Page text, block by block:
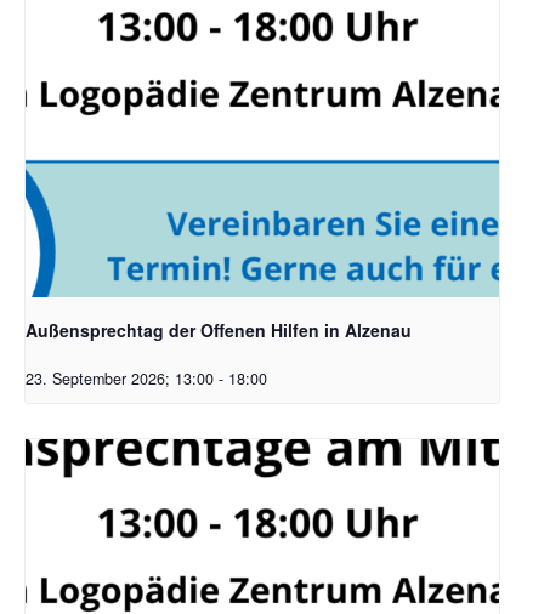
Außensprechtag der Offenen Hilfen in Alzenau
23. September 2026; 13:00 - 18:00